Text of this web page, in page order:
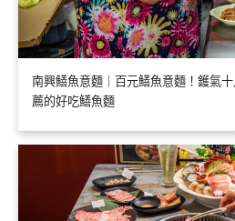
南興鱔魚意麵｜百元鱔魚意麵！鑊氣
薦的好吃鱔魚麵